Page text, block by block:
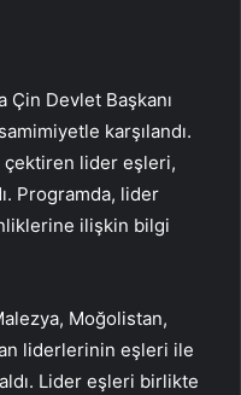
Çin Devlet Başkanı
karşılandı.
çektiren lider eşleri,
Programda, lider
ilişkin bilgi
Moğolistan,
liderlerinin eşleri ile
Lider eşleri birlikte